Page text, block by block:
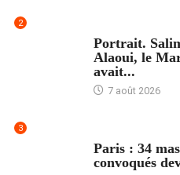
2
Portrait.
Alaoui, le
avait...
7 août 2026
3
Paris : 34
convoqués